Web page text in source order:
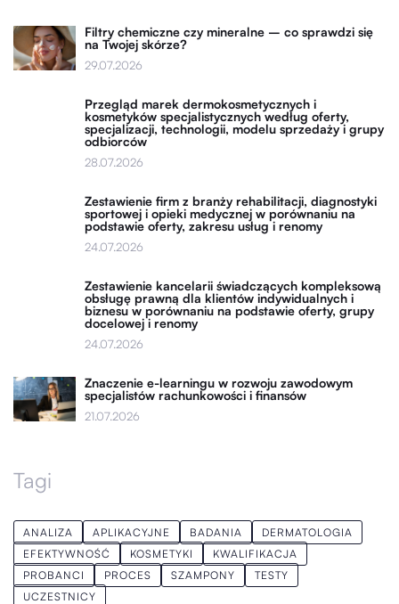
Filtry chemiczne czy mineralne – co sprawdzi się
na Twojej skórze?
29.07.2026
Przegląd marek dermokosmetycznych i
kosmetyków specjalistycznych według oferty,
specjalizacji, technologii, modelu sprzedaży i grupy
odbiorców
28.07.2026
Zestawienie firm z branży rehabilitacji, diagnostyki
sportowej i opieki medycznej w porównaniu na
podstawie oferty, zakresu usług i renomy
24.07.2026
Zestawienie kancelarii świadczących kompleksową
obsługę prawną dla klientów indywidualnych i
biznesu w porównaniu na podstawie oferty, grupy
docelowej i renomy
24.07.2026
Znaczenie e-learningu w rozwoju zawodowym
specjalistów rachunkowości i finansów
21.07.2026
Tagi
ANALIZA APLIKACYJNE BADANIA
DERMATOLOGIA
EFEKTYWNOŚĆ
KOSMETYKI
KWALIFIKACJA
PROBANCI
PROCES SZAMPONY
TESTY
UCZESTNICY